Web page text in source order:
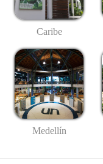
Caribe
Medellín